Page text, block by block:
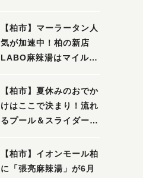
【柏市】マーラータン人
気が加速中！柏の新店
LABO麻辣湯はマイルド
【柏市】夏休みのおでか
けはここで決まり！流れ
るプール＆スライダーに
ル」を親子で満喫してき
ました！
【柏市】イオンモール柏
に「張亮麻辣湯」が6月